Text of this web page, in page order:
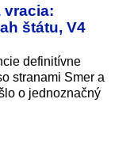
vracia:
štátu, V4
definitívne
stranami Smer a
o jednoznačný